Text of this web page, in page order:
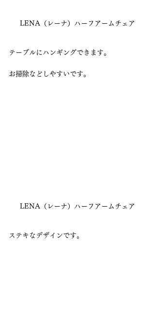
LENA（レーナ）ハーフアームチェア
テーブルにハンギングできます。
お掃除などしやすいです。
LENA（レーナ）ハーフアームチェア
ステキなデザインです。